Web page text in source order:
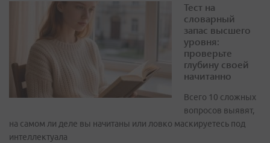
Тест на
словарный
запас высшего
уровня:
проверьте
глубину своей
начитанно
Всего 10 сложных
вопросов выявят,
на самом ли деле вы начитаны или ловко маскируетесь под
интеллектуала